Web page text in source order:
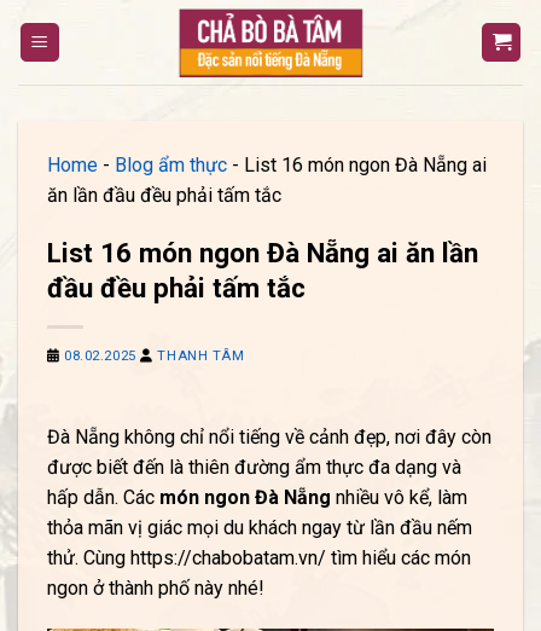
Home - Blog ẩm thực - List 16 món ngon Đà Nẵng ai
ăn lần đầu đều phải tấm tắc
List 16 món ngon Đà Nẵng ai ăn lần
đầu đều phải tấm tắc
08.02.2025 THANH TÂM
Đà Nẵng không chỉ nổi tiếng về cảnh đẹp, nơi đây còn
được biết đến là thiên đường ẩm thực đa dạng và
hấp dẫn. Các món ngon Đà Nẵng nhiều vô kể, làm
thỏa mãn vị giác mọi du khách ngay từ lần đầu nếm
thử. Cùng https://chabobatam.vn/ tìm hiểu các món
ngon ở thành phố này nhé!